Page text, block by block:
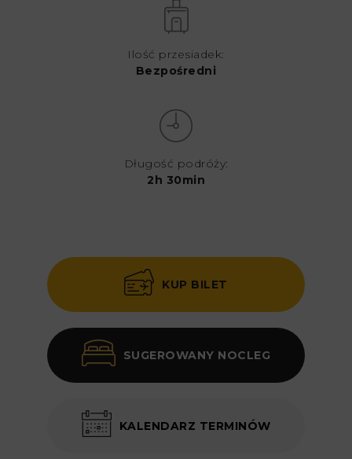
Ilość przesiadek:
Bezpośredni
Długość podróży:
2h 30min
KUP BILET
SUGEROWANY NOCLEG
KALENDARZ TERMINÓW